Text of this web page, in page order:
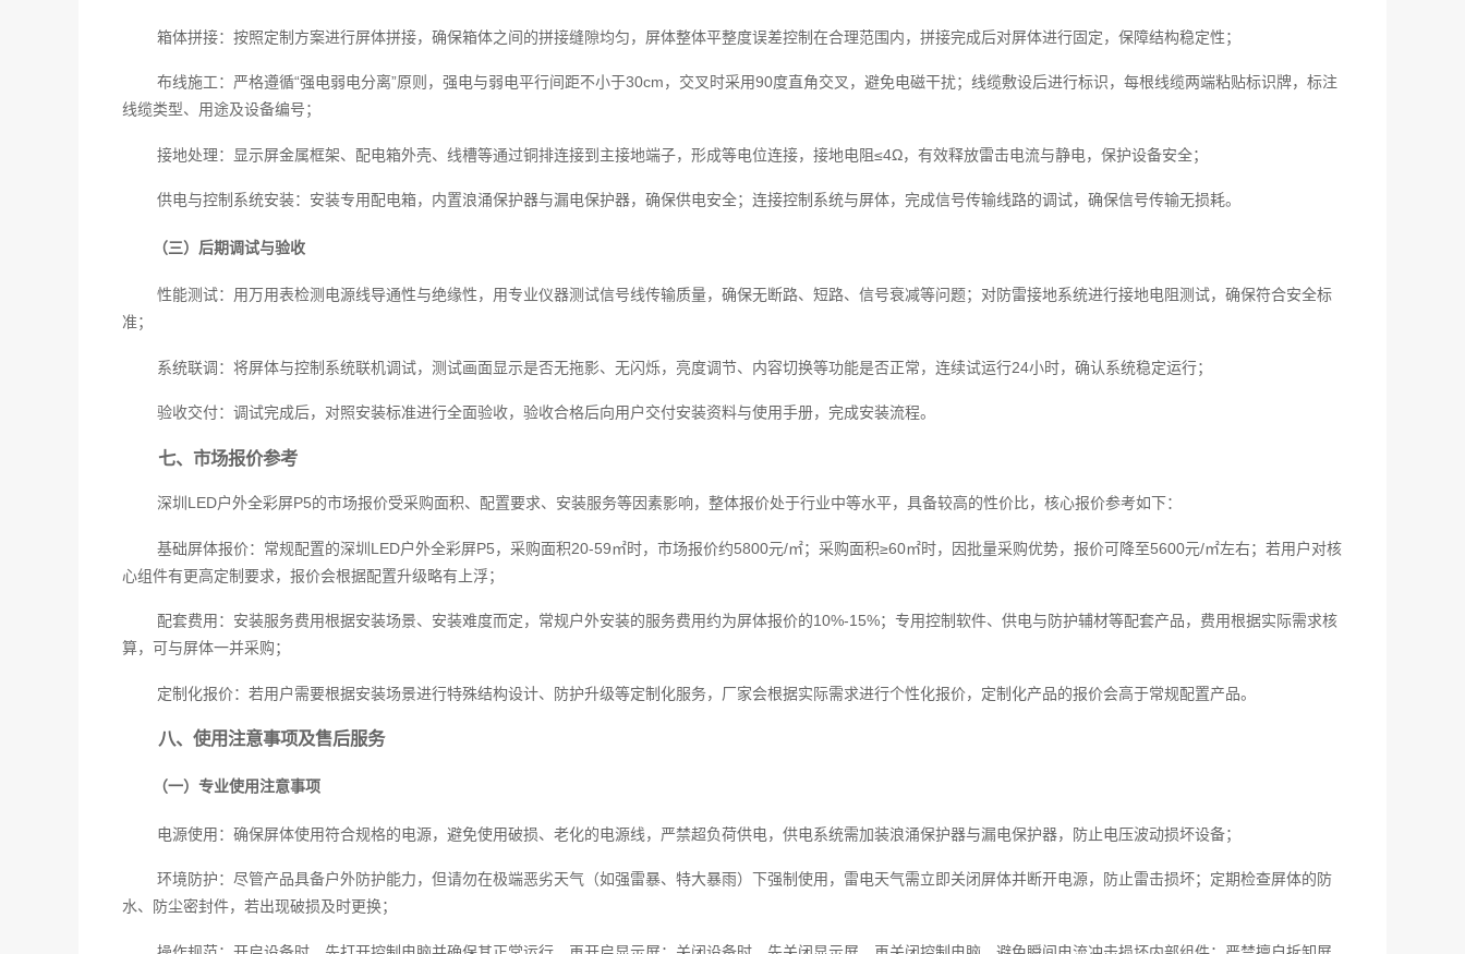
箱体拼接：按照定制方案进行屏体拼接，确保箱体之间的拼接缝隙均匀，屏体整体平整度误差控制在合理范围内，拼接完成后对屏体进行固定，保障结构稳定性；
布线施工：严格遵循“强电弱电分离”原则，强电与弱电平行间距不小于30cm，交叉时采用90度直角交叉，避免电磁干扰；线缆敷设后进行标识，每根线缆两端粘贴标识牌，标注
线缆类型、用途及设备编号；
接地处理：显示屏金属框架、配电箱外壳、线槽等通过铜排连接到主接地端子，形成等电位连接，接地电阻≤4Ω，有效释放雷击电流与静电，保护设备安全；
供电与控制系统安装：安装专用配电箱，内置浪涌保护器与漏电保护器，确保供电安全；连接控制系统与屏体，完成信号传输线路的调试，确保信号传输无损耗。
（三）后期调试与验收
性能测试：用万用表检测电源线导通性与绝缘性，用专业仪器测试信号线传输质量，确保无断路、短路、信号衰减等问题；对防雷接地系统进行接地电阻测试，确保符合安全标
准；
系统联调：将屏体与控制系统联机调试，测试画面显示是否无拖影、无闪烁，亮度调节、内容切换等功能是否正常，连续试运行24小时，确认系统稳定运行；
验收交付：调试完成后，对照安装标准进行全面验收，验收合格后向用户交付安装资料与使用手册，完成安装流程。
七、市场报价参考
深圳LED户外全彩屏P5的市场报价受采购面积、配置要求、安装服务等因素影响，整体报价处于行业中等水平，具备较高的性价比，核心报价参考如下：
基础屏体报价：常规配置的深圳LED户外全彩屏P5，采购面积20-59㎡时，市场报价约5800元/㎡；采购面积≥60㎡时，因批量采购优势，报价可降至5600元/㎡左右；若用户对核
心组件有更高定制要求，报价会根据配置升级略有上浮；
配套费用：安装服务费用根据安装场景、安装难度而定，常规户外安装的服务费用约为屏体报价的10%-15%；专用控制软件、供电与防护辅材等配套产品，费用根据实际需求核
算，可与屏体一并采购；
定制化报价：若用户需要根据安装场景进行特殊结构设计、防护升级等定制化服务，厂家会根据实际需求进行个性化报价，定制化产品的报价会高于常规配置产品。
八、使用注意事项及售后服务
（一）专业使用注意事项
电源使用：确保屏体使用符合规格的电源，避免使用破损、老化的电源线，严禁超负荷供电，供电系统需加装浪涌保护器与漏电保护器，防止电压波动损坏设备；
环境防护：尽管产品具备户外防护能力，但请勿在极端恶劣天气（如强雷暴、特大暴雨）下强制使用，雷电天气需立即关闭屏体并断开电源，防止雷击损坏；定期检查屏体的防
水、防尘密封件，若出现破损及时更换；